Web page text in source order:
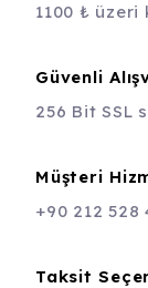
1100 ₺
Güvenli
256 Bit SSL
Müşteri
+90 212 528
Taksit